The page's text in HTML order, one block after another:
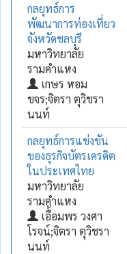
กลยุทธ์การ
พัฒนาการท่องเที่ยว
จังหวัดชลบุรี
มหาวิทยาลัย
รามคำแหง
เกษร หอม
ขจร;จิตรา ตุวิชรา
นนท์
กลยุทธ์การแข่งขัน
ของธุรกิจบัตรเครดิต
ในประเทศไทย
มหาวิทยาลัย
รามคำแหง
เอื้อมพร วงศา
โรจน์;จิตรา ตุวิชรา
นนท์